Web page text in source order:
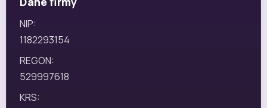
NIP:
1182293154
REGON:
529997618
KRS: